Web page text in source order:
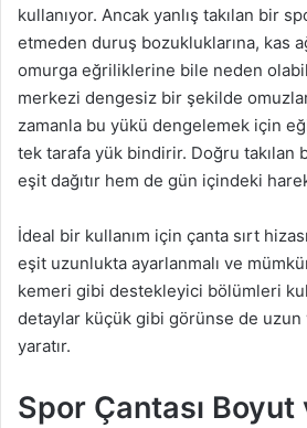
kullanıyor. Ancak yanlış takılan bir
etmeden duruş bozukluklarına, kas
omurga eğriliklerine bile neden
merkezi dengesiz bir şekilde
zamanla bu yükü dengelemek için
tek tarafa yük bindirir. Doğru takılan
eşit dağıtır hem de gün içindeki
İdeal bir kullanım için çanta sırt
eşit uzunlukta ayarlanmalı ve
kemeri gibi destekleyici bölümleri
detaylar küçük gibi görünse de
yaratır.
Spor Çantası Boyut